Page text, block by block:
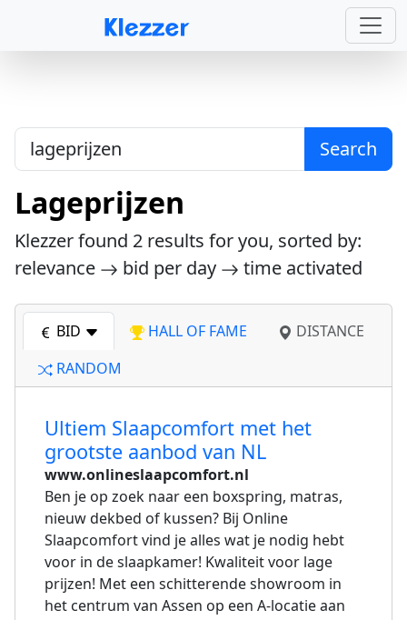
Search
Lageprijzen
Klezzer found 2 results for you, sorted by:
relevance
bid per day time activated
BID HALL OF FAME
DISTANCE
RANDOM
Ultiem Slaapcomfort met het
grootste aanbod van NL
www.onlineslaapcomfort.nl
Ben je op zoek naar een boxspring, matras,
nieuw dekbed of kussen? Bij Online
Slaapcomfort vind je alles wat je nodig hebt
voor in de slaapkamer! Kwaliteit voor lage
prijzen! Met een schitterende showroom in
het centrum van Assen op een A-locatie aan